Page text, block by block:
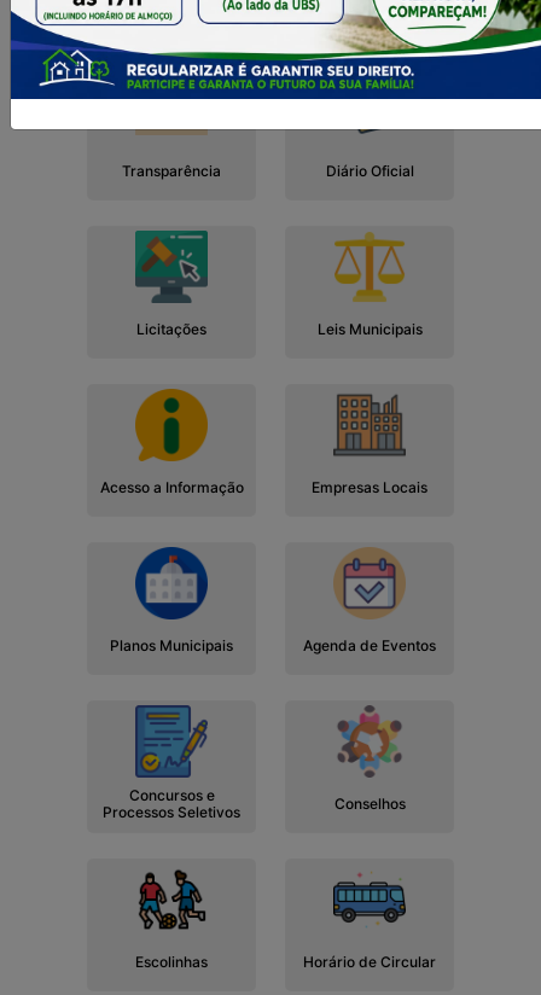
Transparência Diário Oficial
Licitações Leis Municipais
Acesso a Informação Empresas Locais
Planos Municipais Agenda de Eventos
Concursos e
Processos Seletivos
Conselhos
Escolinhas Horário de Circular